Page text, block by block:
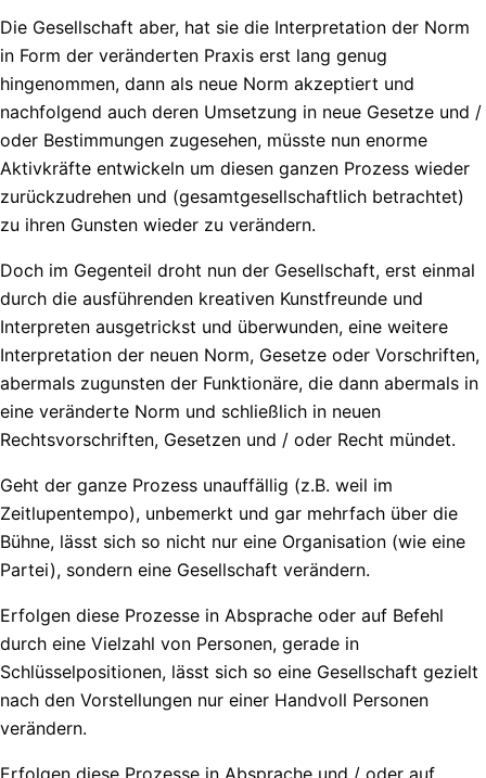
Die Gesellschaft aber, hat sie die Interpretation der Norm
in Form der veränderten Praxis erst lang genug
hingenommen, dann als neue Norm akzeptiert und
nachfolgend auch deren Umsetzung in neue Gesetze und /
oder Bestimmungen zugesehen, müsste nun enorme
Aktivkräfte entwickeln um diesen ganzen Prozess wieder
zurückzudrehen und (gesamtgesellschaftlich betrachtet)
zu ihren Gunsten wieder zu verändern.
Doch im Gegenteil droht nun der Gesellschaft, erst einmal
durch die ausführenden kreativen Kunstfreunde und
Interpreten ausgetrickst und überwunden, eine weitere
Interpretation der neuen Norm, Gesetze oder Vorschriften,
abermals zugunsten der Funktionäre, die dann abermals in
eine veränderte Norm und schließlich in neuen
Rechtsvorschriften, Gesetzen und / oder Recht mündet.
Geht der ganze Prozess unauffällig (z.B. weil im
Zeitlupentempo), unbemerkt und gar mehrfach über die
Bühne, lässt sich so nicht nur eine Organisation (wie eine
Partei), sondern eine Gesellschaft verändern.
Erfolgen diese Prozesse in Absprache oder auf Befehl
durch eine Vielzahl von Personen, gerade in
Schlüsselpositionen, lässt sich so eine Gesellschaft gezielt
nach den Vorstellungen nur einer Handvoll Personen
verändern.
Erfolgen diese Prozesse in Absprache und / oder auf